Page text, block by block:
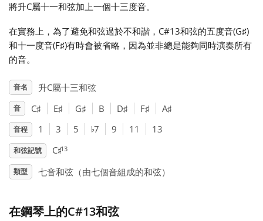
English
Español
Français
한국어
將升C屬十一和弦加上一個十三度音。
在實務上，為了避免和弦過於不和諧，C#13和弦的五度音(G♯)
和十一度音(F♯)有時會被省略，因為並非總是能夠同時演奏所有
的音。
音名 升C屬十三和弦
音 C♯ E♯ G♯ B D♯ F♯ A♯
音程 1 3 5 ♭7 9 11 13
和弦記號 C♯13
類型 七音和弦（由七個音組成的和弦）
在鋼琴上的C#13和弦